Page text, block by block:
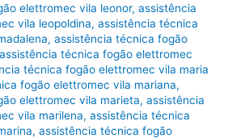
elettromec vila leonor,assistência
vila leopoldina,assistência técnica
,assistência técnica fogão
assistência técnica fogão elettromec
técnica fogão elettromec vila maria
fogão elettromec vila mariana,
elettromec vila marieta,assistência
vila marilena,assistência técnica
,assistência técnica fogão